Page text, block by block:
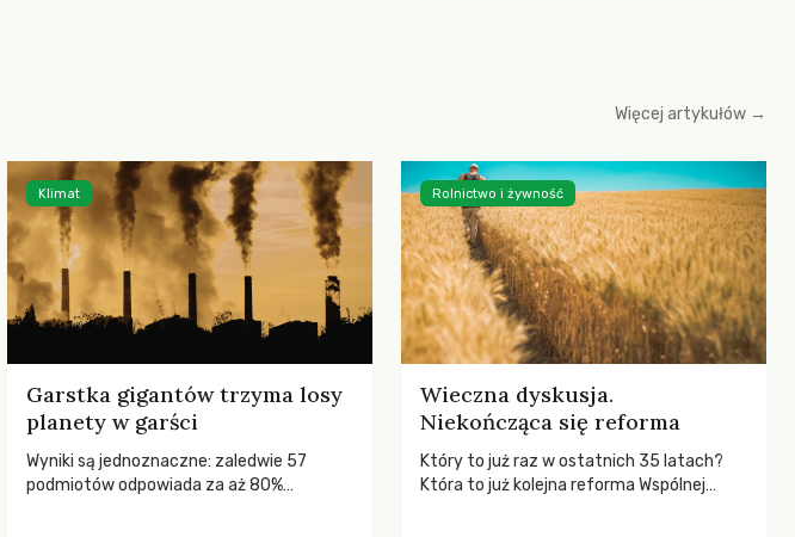
Więcej artykułów →
Garstka gigantów trzyma losy
planety w garści
Wyniki są jednoznaczne: zaledwie 57
podmiotów odpowiada za aż 80%
Klimat
Wieczna dyskusja.
Niekończąca się reforma
Który to już raz w ostatnich 35 latach?
Która to już kolejna reforma Wspólnej
Rolnictwo i żywność